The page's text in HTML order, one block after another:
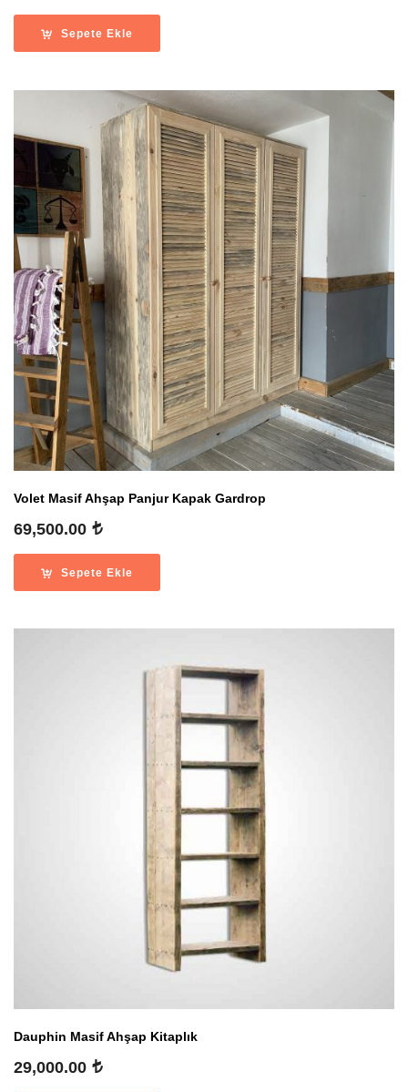
Sepete Ekle
Volet Masif Ahşap Panjur Kapak Gardrop
69,500.00
Sepete Ekle
Dauphin Masif Ahşap Kitaplık
29,000.00